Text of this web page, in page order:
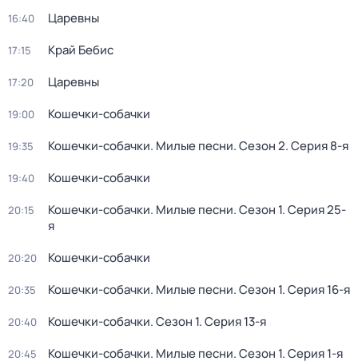
16:40 Царевны
17:15 Край Бебис
17:20 Царевны
19:00 Кошечки-собачки
19:35 Кошечки-собачки. Милые песни. Сезон 2. Серия 8-я
19:40 Кошечки-собачки
20:15 Кошечки-собачки. Милые песни. Сезон 1. Серия 25-
я
20:20 Кошечки-собачки
20:35 Кошечки-собачки. Милые песни. Сезон 1. Серия 16-я
20:40 Кошечки-собачки. Сезон 1. Серия 13-я
20:45 Кошечки-собачки. Милые песни. Сезон 1. Серия 1-я